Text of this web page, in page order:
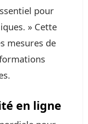
pour
» Cette
mesures de
en ligne